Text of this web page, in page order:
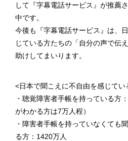
して『字幕電話サービス』が推薦
中です。
今後も『字幕電話サービス』は、
じている方たちの「自分の声で伝
助けしてまいります。
<日本で聞こえに不自由を感じてい
・聴覚障害者手帳を持っている方
がわかる方は7万人程）
・障害者手帳を持っていなくても
る方：1420万人